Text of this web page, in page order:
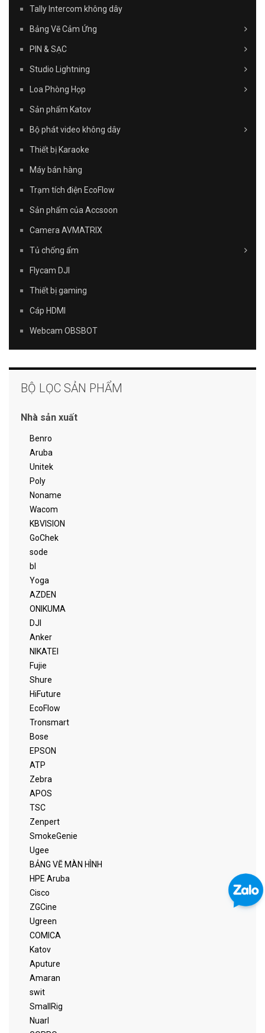
Tally Intercom không dây
Bảng Vẽ Cảm Ứng
PIN & SẠC
Studio Lightning
Loa Phòng Họp
Sản phẩm Katov
Bộ phát video không dây
Thiết bị Karaoke
Máy bán hàng
Trạm tích điện EcoFlow
Sản phẩm của Accsoon
Camera AVMATRIX
Tủ chống ẩm
Flycam DJI
Thiết bị gaming
Cáp HDMI
Webcam OBSBOT
BỘ LỌC SẢN PHẨM
Nhà sản xuất
Benro
Aruba
Unitek
Poly
Noname
Wacom
KBVISION
GoChek
sode
bl
Yoga
AZDEN
ONIKUMA
DJI
Anker
NIKATEI
Fujie
Shure
HiFuture
EcoFlow
Tronsmart
Bose
EPSON
ATP
Zebra
APOS
TSC
Zenpert
SmokeGenie
Ugee
BẢNG VẼ MÀN HÌNH
HPE Aruba
Cisco
ZGCine
Ugreen
COMICA
Katov
Aputure
Amaran
swit
SmallRig
Nuarl